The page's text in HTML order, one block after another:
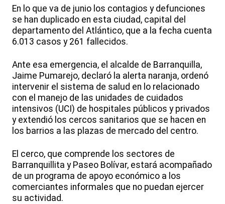
En lo que va de junio los contagios y defunciones
se han duplicado en esta ciudad, capital del
departamento del Atlántico, que a la fecha cuenta
6.013 casos y 261 fallecidos.
Ante esa emergencia, el alcalde de Barranquilla,
Jaime Pumarejo, declaró la alerta naranja, ordenó
intervenir el sistema de salud en lo relacionado
con el manejo de las unidades de cuidados
intensivos (UCI) de hospitales públicos y privados
y extendió los cercos sanitarios que se hacen en
los barrios a las plazas de mercado del centro.
El cerco, que comprende los sectores de
Barranquillita y Paseo Bolívar, estará acompañado
de un programa de apoyo económico a los
comerciantes informales que no puedan ejercer
su actividad.